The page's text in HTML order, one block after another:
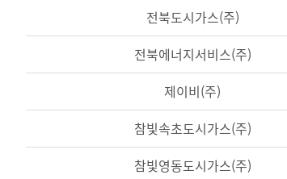
전북도시가스(주)
전북에너지서비스(주)
제이비(주)
참빛속초도시가스(주)
참빛영동도시가스(주)